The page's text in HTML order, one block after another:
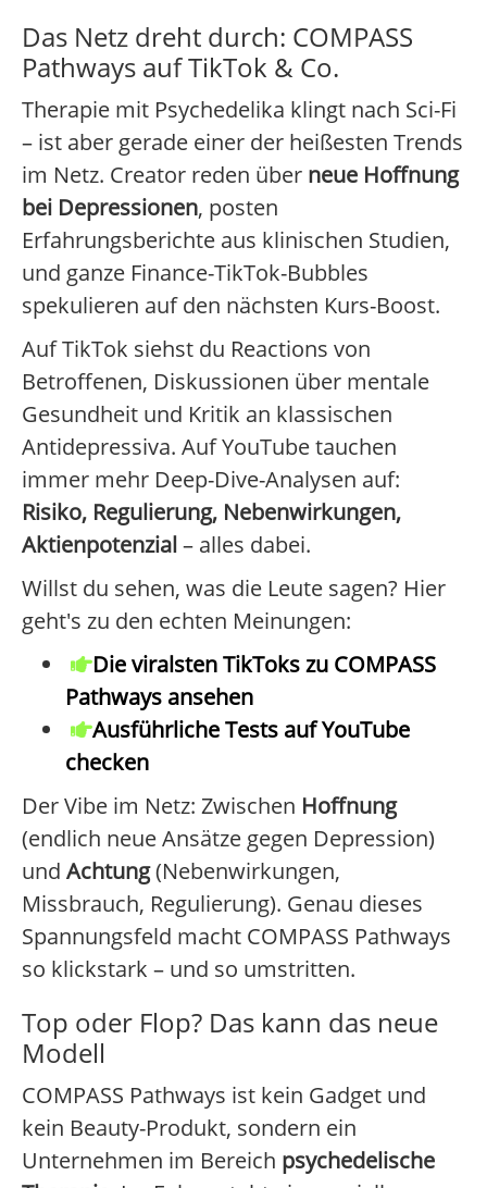
Das Netz dreht durch: COMPASS
Pathways auf TikTok & Co.
Therapie mit Psychedelika klingt nach Sci-Fi
– ist aber gerade einer der heißesten Trends
im Netz. Creator reden über neue Hoffnung
bei Depressionen, posten
Erfahrungsberichte aus klinischen Studien,
und ganze Finance-TikTok-Bubbles
spekulieren auf den nächsten Kurs-Boost.
Auf TikTok siehst du Reactions von
Betroffenen, Diskussionen über mentale
Gesundheit und Kritik an klassischen
Antidepressiva. Auf YouTube tauchen
immer mehr Deep-Dive-Analysen auf:
Risiko, Regulierung, Nebenwirkungen,
Aktienpotenzial– alles dabei.
Willst du sehen, was die Leute sagen? Hier
geht's zu den echten Meinungen:
Die viralsten TikToks zu COMPASS
Pathways ansehen
Ausführliche Tests auf YouTube
checken
Der Vibe im Netz: Zwischen Hoffnung
(endlich neue Ansätze gegen Depression)
und Achtung(Nebenwirkungen,
Missbrauch, Regulierung). Genau dieses
Spannungsfeld macht COMPASS Pathways
so klickstark – und so umstritten.
Top oder Flop? Das kann das neue
Modell
COMPASS Pathways ist kein Gadget und
kein Beauty-Produkt, sondern ein
Unternehmen im Bereich psychedelische